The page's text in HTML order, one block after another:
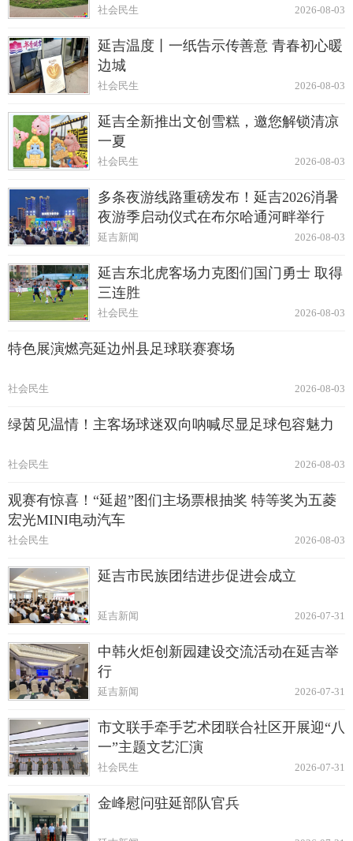
2026-08-03
社会民生
延吉温度丨一纸告示传善意 青春初心暖
边城
2026-08-03
社会民生
延吉全新推出文创雪糕，邀您解锁清凉
一夏
2026-08-03
社会民生
多条夜游线路重磅发布！延吉2026消暑
夜游季启动仪式在布尔哈通河畔举行
2026-08-03
延吉新闻
延吉东北虎客场力克图们国门勇士 取得
三连胜
2026-08-03
社会民生
特色展演燃亮延边州县足球联赛赛场
2026-08-03
社会民生
绿茵见温情！主客场球迷双向呐喊尽显足球包容魅力
2026-08-03
社会民生
观赛有惊喜！“延超”图们主场票根抽奖 特等奖为五菱
宏光MINI电动汽车
2026-08-03
社会民生
延吉市民族团结进步促进会成立
2026-07-31
延吉新闻
中韩火炬创新园建设交流活动在延吉举
行
2026-07-31
延吉新闻
市文联手牵手艺术团联合社区开展迎“八
一”主题文艺汇演
2026-07-31
社会民生
金峰慰问驻延部队官兵